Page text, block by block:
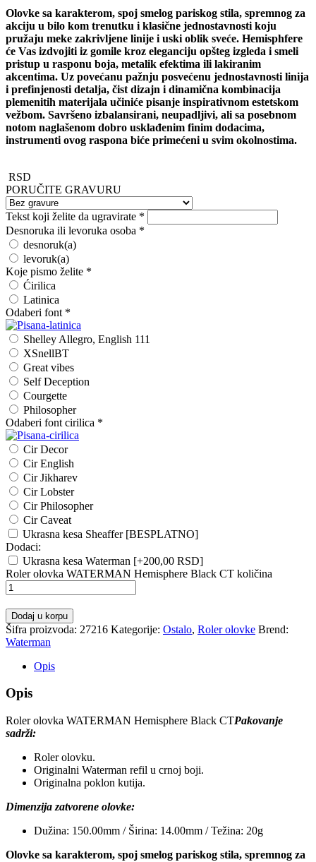
Olovke sa karakterom, spoj smelog pariskog stila, spremnog za
akciju u bilo kom trenutku i klasične jednostavnosti koju
pružaju meke zakrivljene linije i uski oblik sveće. Hemisphfere
će Vas izdvojiti iz gomile kroz eleganciju opšteg izgleda i smeli
pristup u rasponu boja, metalik efektima ili lakiranim
akcentima. Uz povećanu pažnju posvećenu jednostavnosti linija
i prefinjenosti detalja, čist dizajn i dinamična kombinacija
plemenitih materijala učiniće pisanje inspirativnom estetskom
vežbom. Savršeno izbalansirani, neupadljivi, ali sa posebnom
notom naglašenom dobro usklađenim finim dodacima,
instrumenti ovog raspona biće primećeni u svim okolnostima.
RSD
PORUČITE GRAVURU
Tekst koji želite da ugravirate *
Desnoruka ili levoruka osoba *
desnoruk(a)
levoruk(a)
Koje pismo želite *
Ćirilica
Latinica
Odaberi font *
Shelley Allegro, English 111
XSnellBT
Great vibes
Self Deception
Courgette
Philosopher
Odaberi font cirilica *
Cir Decor
Cir English
Cir Jikharev
Cir Lobster
Cir Philosopher
Cir Caveat
Ukrasna kesa Sheaffer [BESPLATNO]
Dodaci:
Ukrasna kesa Waterman [+200,00 RSD]
Roler olovka WATERMAN Hemisphere Black CT količina
Dodaj u korpu
Šifra proizvoda: 27216 Kategorije: Ostalo, Roler olovke Brend:
Waterman
Opis
Opis
Roler olovka WATERMAN Hemisphere Black CTPakovanje
sadrži:
Roler olovku.
Originalni Waterman refil u crnoj boji.
Originalna poklon kutija.
Dimenzija zatvorene olovke:
Dužina: 150.00mm / Širina: 14.00mm / Težina: 20g
Olovke sa karakterom, spoj smelog pariskog stila, spremnog za